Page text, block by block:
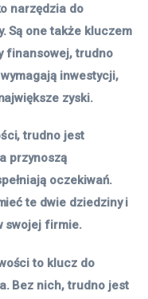
narzędzia do
Są one także kluczem
finansowej, trudno
inwestycji,
zyski.
trudno jest
przynoszą
oczekiwań.
te dwie dziedziny i
swojej firmie.
to klucz do
Bez nich, trudno jest